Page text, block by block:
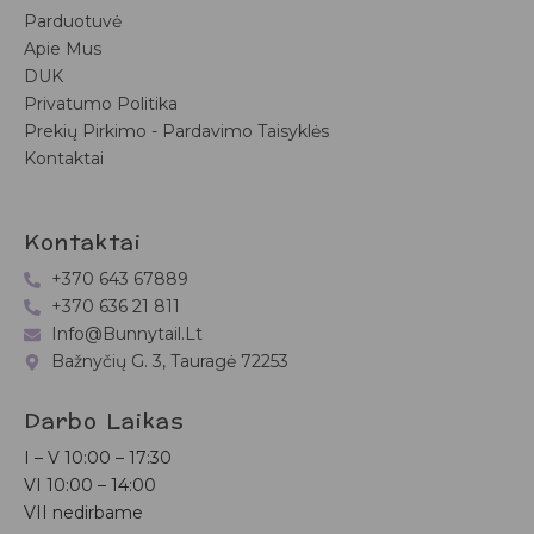
Parduotuvė
Apie Mus
DUK
Privatumo Politika
Prekių Pirkimo - Pardavimo Taisyklės
Kontaktai
Kontaktai
+370 643 67889
+370 636 21 811
Info@bunnytail.lt
Bažnyčių G. 3, Tauragė 72253
Darbo Laikas
I – V 10:00 – 17:30
VI 10:00 – 14:00
VII nedirbame